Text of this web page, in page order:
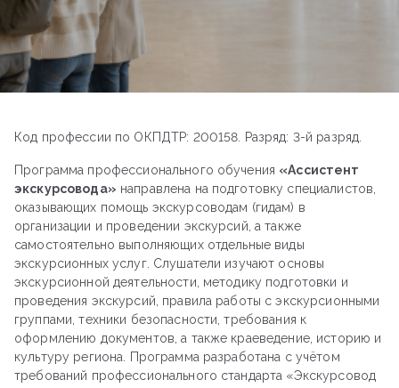
Код профессии по ОКПДТР: 200158. Разряд: 3-й разряд.
Программа профессионального обучения «Ассистент
экскурсовода» направлена на подготовку специалистов,
оказывающих помощь экскурсоводам (гидам) в
организации и проведении экскурсий, а также
самостоятельно выполняющих отдельные виды
экскурсионных услуг. Слушатели изучают основы
экскурсионной деятельности, методику подготовки и
проведения экскурсий, правила работы с экскурсионными
группами, техники безопасности, требования к
оформлению документов, а также краеведение, историю и
культуру региона. Программа разработана с учётом
требований профессионального стандарта «Экскурсовод